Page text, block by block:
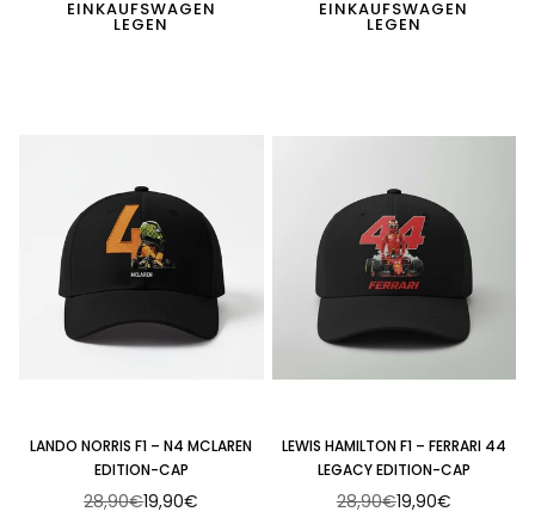
EINKAUFSWAGEN
LEGEN
EINKAUFSWAGEN
LEGEN
LANDO NORRIS F1 – N4 MCLAREN
EDITION-CAP
Normaler
28,90€19,90€
LEWIS HAMILTON F1 – FERRARI 44
LEGACY EDITION-CAP
Normaler
28,90€19,90€